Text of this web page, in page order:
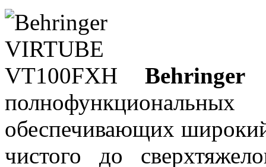
обеспечивающих
чистого до